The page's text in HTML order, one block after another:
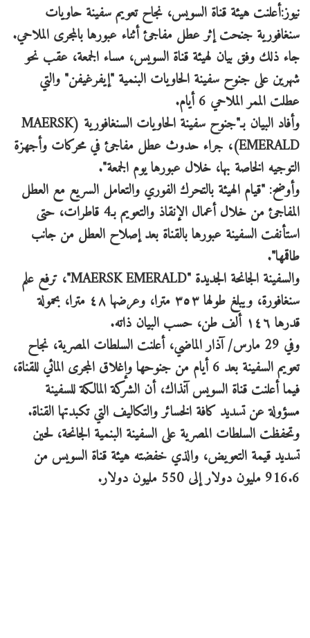
نيوز:أعلنت هيئة قناة السويس، نجاح تعويم سفينة حاويات
سنغافورية جنحت إثر عطل مفاجئ أثناء عبورها بالمجرى الملاحي.
جاء ذلك وفق بيان لهيئة قناة السويس، مساء الجمعة، عقب نحو
شهرين على جنوح سفينة الحاويات البنمية "إيفرغيفن" والتي
عطلت الممر الملاحي 6 أيام.
وأفاد البيان بـ"جنوح سفينة الحاويات السنغافورية (MAERSK
EMERALD)، جراء حدوث عطل مفاجئ في محركات وأجهزة
التوجيه الخاصة بها، خلال عبورها يوم الجمعة".
وأوضح: "قيام الهيئة بالتحرك الفوري والتعامل السريع مع العطل
المفاجئ من خلال أعمال الإنقاذ والتعويم بـ4 قاطرات، حتى
استأنفت السفينة عبورها بالقناة بعد إصلاح العطل من جانب
طاقمها".
والسفينة الجانحة الجديدة "MAERSK EMERALD"، ترفع علم
سنغافورة، ويبلغ طولها ٣٥٣ مترا، وعرضها ٤٨ مترا، بحمولة
قدرها ١٤٦ ألف طن، حسب البيان ذاته.
وفي 29 مارس/ آذار الماضي، أعلنت السلطات المصرية، نجاح
تعويم السفينة بعد 6 أيام من جنوحها وإغلاق المجرى المائي للقناة،
فيما أعلنت قناة السويس آنذاك، أن الشركة المالكة للسفينة
مسؤولة عن تسديد كافة الخسائر والتكاليف التي تكبدتها القناة.
وتحفظت السلطات المصرية على السفينة البنمية الجانحة، لحين
تسديد قيمة التعويض، والذي خفضته هيئة قناة السويس من
916.6 مليون دولار إلى 550 مليون دولار.